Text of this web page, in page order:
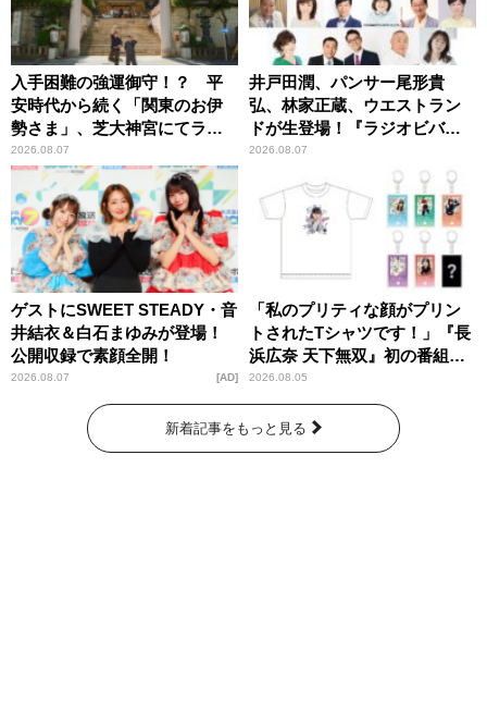
入手困難の強運御守！？ 平
安時代から続く「関東のお伊
勢さま」、芝大神宮にてラン
パンプスが合格祈願！
2026.08.07
井戸田潤、パンサー尾形貴
弘、林家正蔵、ウエストラン
ドが生登場！『ラジオビバリ
ー昼ズ』
2026.08.07
ゲストにSWEET STEADY・音
井結衣＆白石まゆみが登場！
公開収録で素顔全開！
2026.08.07 AD
「私のプリティな顔がプリン
トされたTシャツです！」『長
浜広奈 天下無双』初の番組グ
ッズ発売
2026.08.05
新着記事をもっと見る